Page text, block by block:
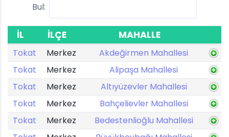
Bul:
İL İLÇE MAHALLE
Tokat Merkez
Akdeğirmen Mahallesi
Tokat
Merkez
Alipaşa Mahallesi
Tokat
Merkez
Altıyüzevler Mahallesi
Tokat
Merkez
Bahçelievler Mahallesi
Tokat
Merkez
Bedestenlioğlu Mahallesi